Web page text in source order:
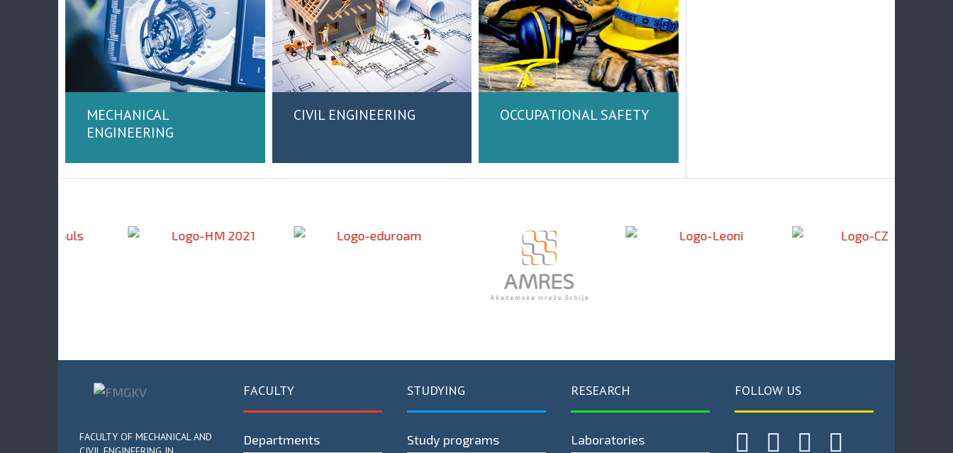
MECHANICAL
ENGINEERING
CIVIL ENGINEERING OCCUPATIONAL SAFETY
FACULTY OF MECHANICAL AND
FACULTY
Departments
STUDYING
Study programs
RESEARCH
Laboratories
FOLLOW US